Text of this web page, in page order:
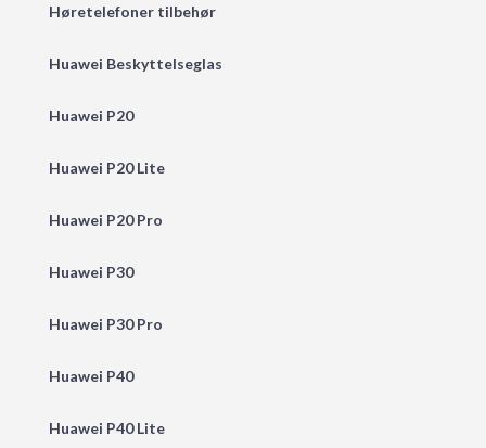
Høretelefoner tilbehør
Huawei Beskyttelseglas
Huawei P20
Huawei P20 Lite
Huawei P20 Pro
Huawei P30
Huawei P30 Pro
Huawei P40
Huawei P40 Lite